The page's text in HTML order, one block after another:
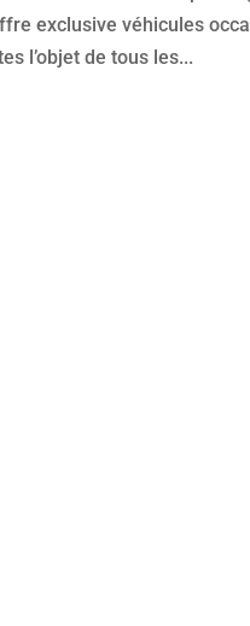
exclusive véhicules
l’objet de tous les...